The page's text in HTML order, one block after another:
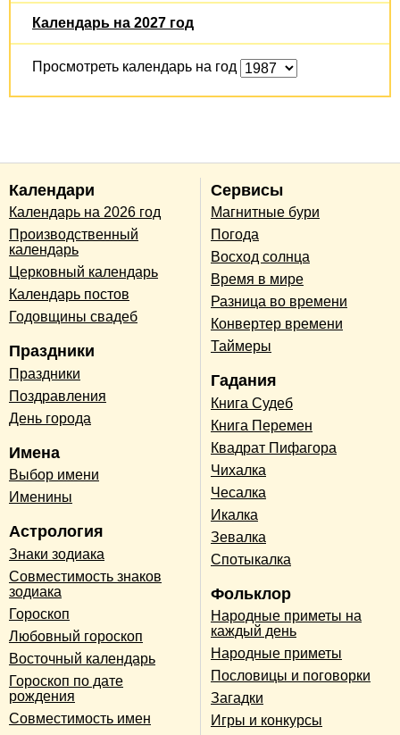
Календарь на 2027 год
Просмотреть календарь на год
Календари
Календарь на 2026 год
Производственный
календарь
Церковный календарь
Календарь постов
Годовщины свадеб
Праздники
Праздники
Поздравления
День города
Имена
Выбор имени
Именины
Астрология
Знаки зодиака
Совместимость знаков
зодиака
Гороскоп
Любовный гороскоп
Восточный календарь
Гороскоп по дате
рождения
Совместимость имен
Сервисы
Магнитные бури
Погода
Восход солнца
Время в мире
Разница во времени
Конвертер времени
Таймеры
Гадания
Книга Судеб
Книга Перемен
Квадрат Пифагора
Чихалка
Чесалка
Икалка
Зевалка
Спотыкалка
Фольклор
Народные приметы на
каждый день
Народные приметы
Пословицы и поговорки
Загадки
Игры и конкурсы